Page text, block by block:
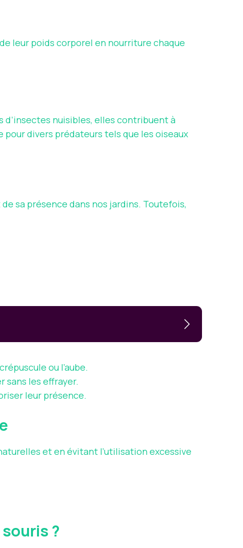
leur poids corporel en nourriture chaque
d’insectes nuisibles, elles contribuent à
divers prédateurs tels que les oiseaux
sa présence dans nos jardins. Toutefois,
ou l’aube.
sans les effrayer.
leur présence.
et en évitant l’utilisation excessive
?